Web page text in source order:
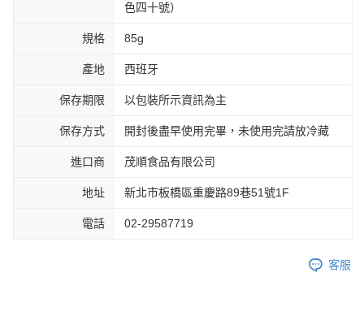
色四十號）
規格 85g
產地 西班牙
保存期限 以包裝所示資訊為主
保存方式 開封後盡早使用完畢，未使用完請放冷藏
進口商 茂順食品有限公司
地址 新北市板橋區重慶路89巷51號1F
電話 02-29587719
客服